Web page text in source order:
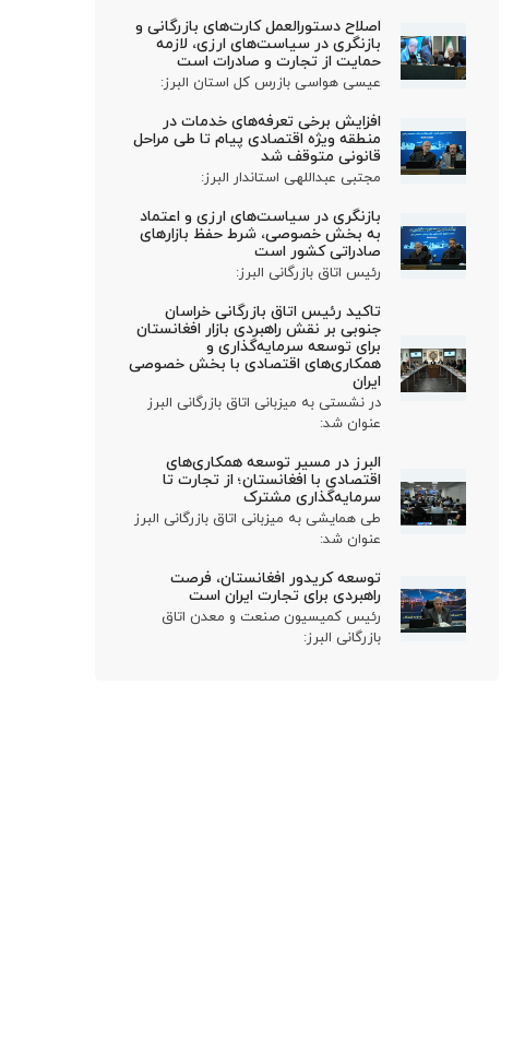
اصلاح دستورالعمل کارت‌های بازرگانی و
بازنگری در سیاست‌های ارزی، لازمه
حمایت از تجارت و صادرات است
عیسی هواسی بازرس کل استان البرز:
افزایش برخی تعرفه‌های خدمات در
منطقه ویژه اقتصادی پیام تا طی مراحل
قانونی متوقف شد
مجتبی عبداللهی استاندار البرز:
بازنگری در سیاست‌های ارزی و اعتماد
به بخش خصوصی، شرط حفظ بازارهای
صادراتی کشور است
رئیس اتاق بازرگانی البرز:
تاکید رئیس اتاق بازرگانی خراسان
جنوبی بر نقش راهبردی بازار افغانستان
برای توسعه سرمایه‌گذاری و
همکاری‌های اقتصادی با بخش خصوصی
ایران
در نشستی به میزبانی اتاق بازرگانی البرز
عنوان شد:
البرز در مسیر توسعه همکاری‌های
اقتصادی با افغانستان؛ از تجارت تا
سرمایه‌گذاری مشترک
طی همایشی به میزبانی اتاق بازرگانی البرز
عنوان شد:
توسعه کریدور افغانستان، فرصت
راهبردی برای تجارت ایران است
رئیس کمیسیون صنعت و معدن اتاق
بازرگانی البرز: